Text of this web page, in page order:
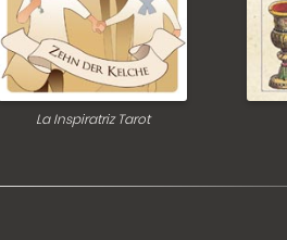
La Inspiratriz Tarot